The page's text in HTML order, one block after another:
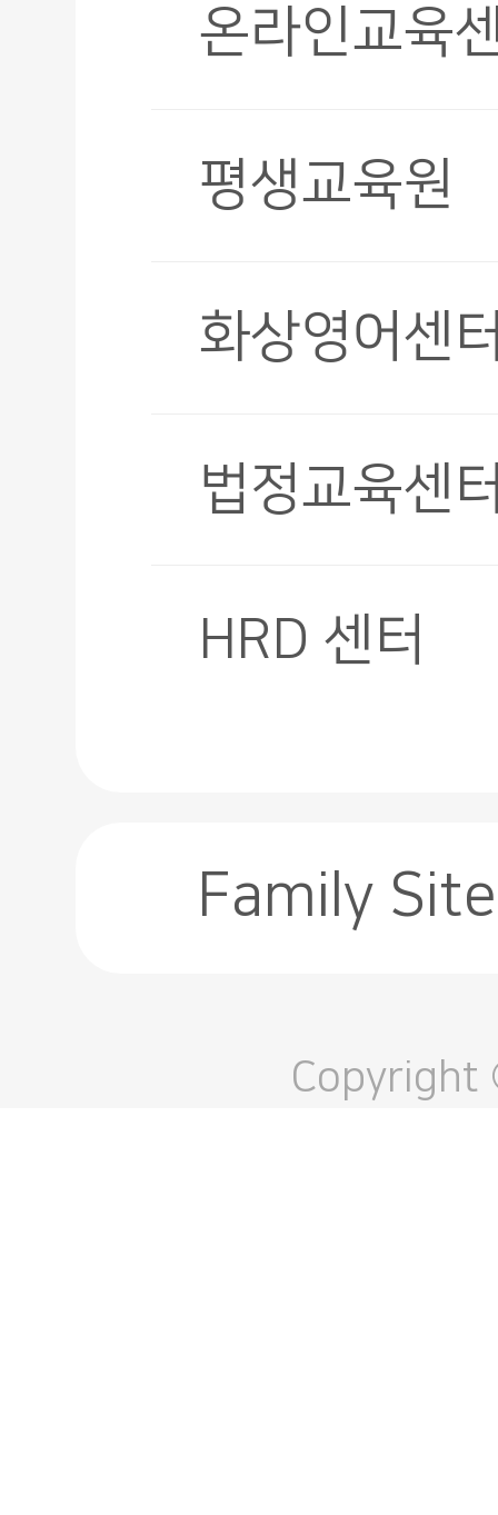
온라인교육
평생교육원
화상영어센
법정교육센
HRD 센터
Family Site
Copyright